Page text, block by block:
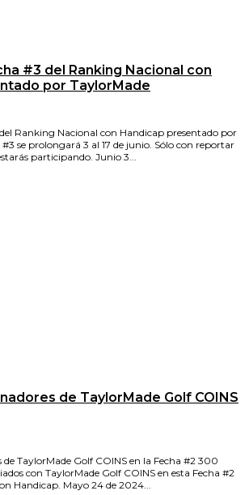
#3 del Ranking Nacional con
por TaylorMade
Ranking Nacional con Handicap presentado por
se prolongará 3 al 17 de junio. Sólo con reportar
participando. Junio 3...
de TaylorMade Golf COINS
de TaylorMade Golf COINS en la Fecha #2 300
con TaylorMade Golf COINS en esta Fecha #2
Handicap. Mayo 24 de 2024...